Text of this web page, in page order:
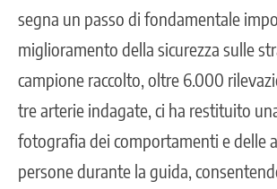
segna un passo di fondamentale
miglioramento della sicurezza sulle
campione raccolto, oltre 6.000
tre arterie indagate, ci ha restituito
fotografia dei comportamenti e delle
persone durante la guida,